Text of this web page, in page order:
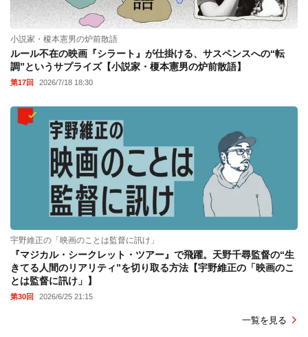
小説家・榎本憲男の炉前散語
ルール不在の映画『シラート』が仕掛ける、サスペンスへの“転
調”というサプライズ【小説家・榎本憲男の炉前散語】
第17回 2026/7/18 18:30
宇野維正の「映画のことは監督に訊け」
『マジカル・シークレット・ツアー』で飛躍。天野千尋監督の“生
きてる人間のリアリティ”を切り取る方法【宇野維正の「映画のこ
とは監督に訊け」】
第30回 2026/6/25 21:15
一覧を見る